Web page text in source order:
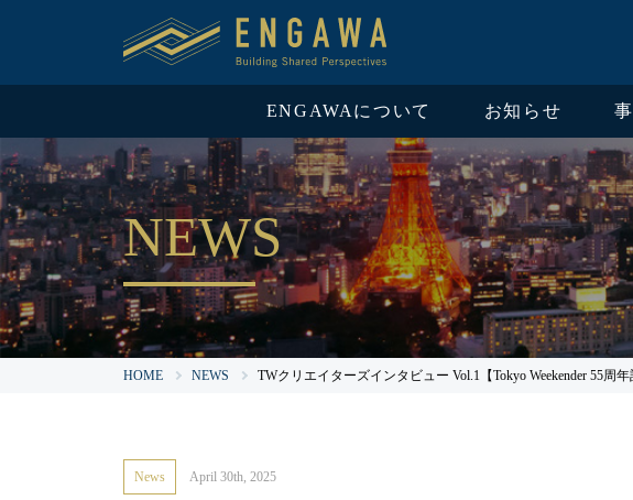
ENGAWAについて お知らせ
NEWS
HOME NEWS TWクリエイターズインタビュー Vol.1【Tokyo Weekender 55周年
News April 30th, 2025